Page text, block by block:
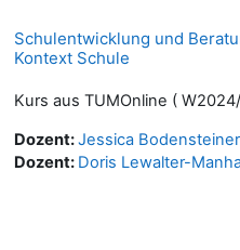
Schulentwicklung und
Kontext Schule
Kurs aus TUMOnline (
Dozent:Jessica Bodensteiner
Dozent: Doris Lewalter-